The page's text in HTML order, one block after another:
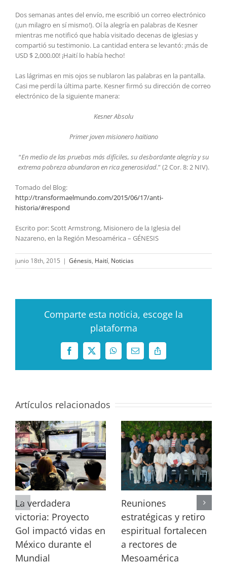
Dos semanas antes del envío, me escribió un correo electrónico
(¡un milagro en sí mismo!). Oí la alegría en palabras de Kesner
mientras me notificó que había visitado decenas de iglesias y
compartió su testimonio. La cantidad entera se levantó: ¡más de
USD $ 2,000.00! ¡Haití lo había hecho!
Las lágrimas en mis ojos se nublaron las palabras en la pantalla.
Casi me perdí la última parte. Kesner firmó su dirección de correo
electrónico de la siguiente manera:
Kesner Absolu
Primer joven misionero haitiano
“En medio de las pruebas más difíciles, su desbordante alegría y su
extrema pobreza abundaron en rica generosidad.” (2 Cor. 8: 2 NIV).
Tomado del Blog:
http://transformaelmundo.com/2015/06/17/anti-
historia/#respond
Escrito por: Scott Armstrong, Misionero de la Iglesia del
Nazareno, en la Región Mesoamérica – GÉNESIS
junio 18th, 2015 | Génesis, Haití, Noticias
Comparte esta noticia, escoge la
plataforma
Facebook
X WhatsAppCorreo
electrónico
Copy
Link
Artículos relacionados
La verdadera
victoria: Proyecto
Gol impactó vidas en
México durante el
Mundial
Reuniones
estratégicas y retiro
espiritual fortalecen
a rectores de
Mesoamérica